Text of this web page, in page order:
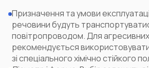
Призначення та умови
речовини будуть
повітропроводом. Для
рекомендується
зі спеціального хімічно стійкого